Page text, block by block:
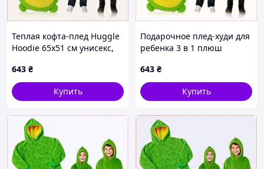
Теплая кофта-плед Huggle
Hoodie 65х51 см унисекс,
643 ₴
Купить
Подарочное плед-худи для
ребенка 3 в 1 плюш
643 ₴
Купить